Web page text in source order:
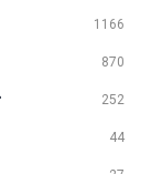
1166
870
252
44